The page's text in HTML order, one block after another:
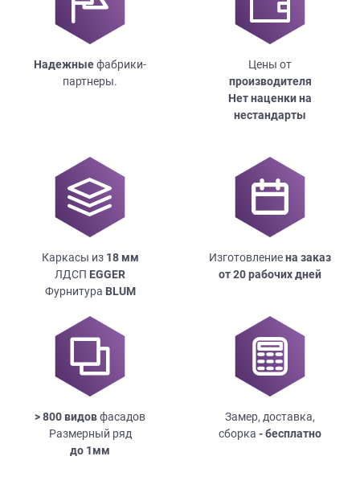
Надежныефабрики-
партнеры.
Цены от
производителя
Нет наценки на
нестандарты
Каркасы из 18мм
ЛДСП EGGER
Фурнитура BLUM
Изготовлениена заказ
от 20 рабочих дней
> 800 видовфасадов
Размерный ряд
до 1мм
Замер, доставка,
сборка - бесплатно